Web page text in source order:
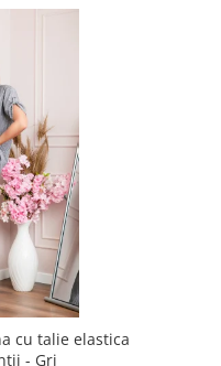
cu talie elastica
- Gri